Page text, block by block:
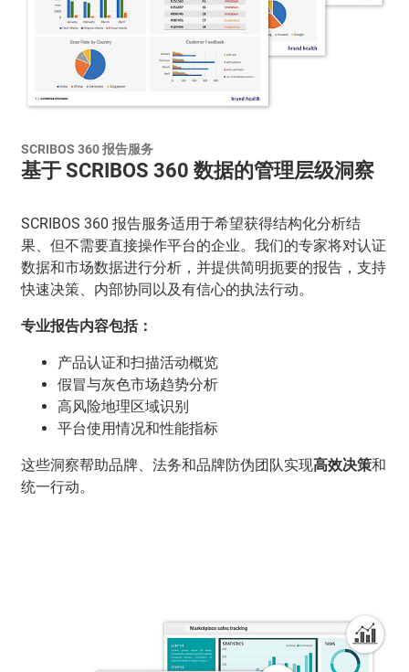
SCRIBOS 360 报告服务
基于 SCRIBOS 360 数据的管理层级洞察
SCRIBOS 360 报告服务适用于希望获得结构化分析结
果、但不需要直接操作平台的企业。我们的专家将对认证
数据和市场数据进行分析，并提供简明扼要的报告，支持
快速决策、内部协同以及有信心的执法行动。
专业报告内容包括：
产品认证和扫描活动概览
假冒与灰色市场趋势分析
高风险地理区域识别
平台使用情况和性能指标
这些洞察帮助品牌、法务和品牌防伪团队实现高效决策和
统一行动。